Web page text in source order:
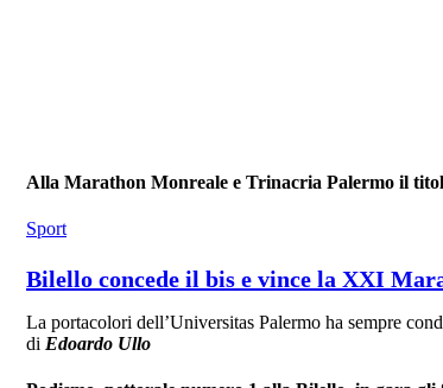
Alla Marathon Monreale e Trinacria Palermo il
Sport
Bilello concede il bis e vince la XXI
La portacolori dell’Universitas Palermo ha sempre
di Edoardo Ullo